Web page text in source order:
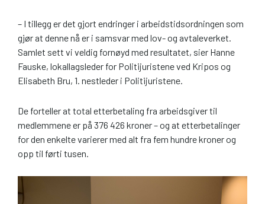
– I tillegg er det gjort endringer i arbeidstidsordningen som
gjør at denne nå er i samsvar med lov- og avtaleverket.
Samlet sett vi veldig fornøyd med resultatet, sier Hanne
Fauske, lokallagsleder for Politijuris­tene ved Kripos og
Elisabeth Bru, 1. nestleder i Politijuristene.
De forteller at total etterbetaling fra arbeidsgiver til
medlemmene er på 376 426 kroner – og at etterbetalinger
for den enkelte varierer med alt fra fem hundre kroner og
opp til førti tusen.